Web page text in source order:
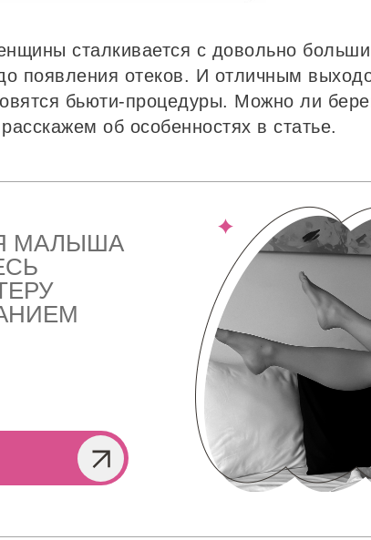
МАЛЫША
сталкивается с довольно
до появления отеков. И отличным
бьюти-процедуры. Можно ли
об особенностях в статье.